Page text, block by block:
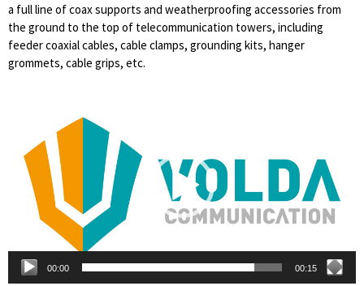
a full line of coax supports and weatherproofing accessories from
the ground to the top of telecommunication towers, including
feeder coaxial cables, cable clamps, grounding kits, hanger
grommets, cable grips, etc.
00:00 00:15